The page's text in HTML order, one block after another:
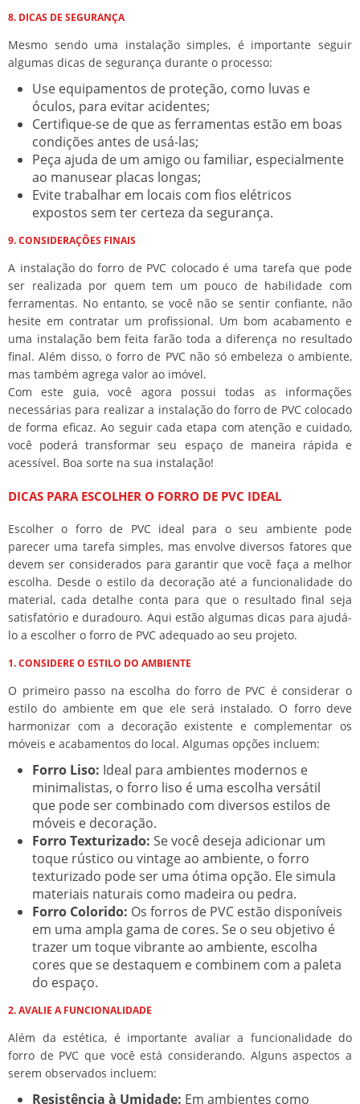
8. DICAS DE SEGURANÇA
Mesmo sendo uma instalação simples, é importante seguir
algumas dicas de segurança durante o processo:
Use equipamentos de proteção, como luvas e
óculos, para evitar acidentes;
Certifique-se de que as ferramentas estão em boas
condições antes de usá-las;
Peça ajuda de um amigo ou familiar, especialmente
ao manusear placas longas;
Evite trabalhar em locais com fios elétricos
expostos sem ter certeza da segurança.
9. CONSIDERAÇÕES FINAIS
A instalação do forro de PVC colocado é uma tarefa que pode
ser realizada por quem tem um pouco de habilidade com
ferramentas. No entanto, se você não se sentir confiante, não
hesite em contratar um profissional. Um bom acabamento e
uma instalação bem feita farão toda a diferença no resultado
final. Além disso, o forro de PVC não só embeleza o ambiente,
mas também agrega valor ao imóvel.
Com este guia, você agora possui todas as informações
necessárias para realizar a instalação do forro de PVC colocado
de forma eficaz. Ao seguir cada etapa com atenção e cuidado,
você poderá transformar seu espaço de maneira rápida e
acessível. Boa sorte na sua instalação!
DICAS PARA ESCOLHER O FORRO DE PVC IDEAL
Escolher o forro de PVC ideal para o seu ambiente pode
parecer uma tarefa simples, mas envolve diversos fatores que
devem ser considerados para garantir que você faça a melhor
escolha. Desde o estilo da decoração até a funcionalidade do
material, cada detalhe conta para que o resultado final seja
satisfatório e duradouro. Aqui estão algumas dicas para ajudá-
lo a escolher o forro de PVC adequado ao seu projeto.
1. CONSIDERE O ESTILO DO AMBIENTE
O primeiro passo na escolha do forro de PVC é considerar o
estilo do ambiente em que ele será instalado. O forro deve
harmonizar com a decoração existente e complementar os
móveis e acabamentos do local. Algumas opções incluem:
Forro Liso: Ideal para ambientes modernos e
minimalistas, o forro liso é uma escolha versátil
que pode ser combinado com diversos estilos de
móveis e decoração.
Forro Texturizado: Se você deseja adicionar um
toque rústico ou vintage ao ambiente, o forro
texturizado pode ser uma ótima opção. Ele simula
materiais naturais como madeira ou pedra.
Forro Colorido: Os forros de PVC estão disponíveis
em uma ampla gama de cores. Se o seu objetivo é
trazer um toque vibrante ao ambiente, escolha
cores que se destaquem e combinem com a paleta
do espaço.
2. AVALIE A FUNCIONALIDADE
Além da estética, é importante avaliar a funcionalidade do
forro de PVC que você está considerando. Alguns aspectos a
serem observados incluem:
Resistência à Umidade: Em ambientes como